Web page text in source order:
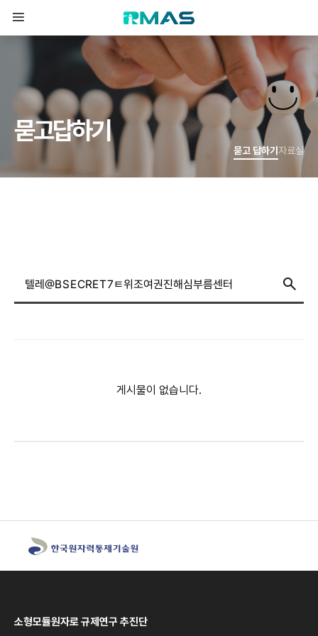
묻고답하기
묻고 답하기 자료실
게시물이 없습니다.
소형모듈원자로 규제연구 추진단